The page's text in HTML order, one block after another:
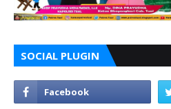
SOCIAL PLUGIN